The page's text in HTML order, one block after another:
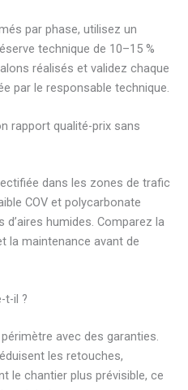
par phase, utilisez un
technique de 10–15 %
réalisés et validez chaque
par le responsable technique.
rapport qualité-prix sans
dans les zones de trafic
COV et polycarbonate
humides. Comparez la
la maintenance avant de
t-il ?
avec des garanties.
les retouches,
le chantier plus prévisible, ce